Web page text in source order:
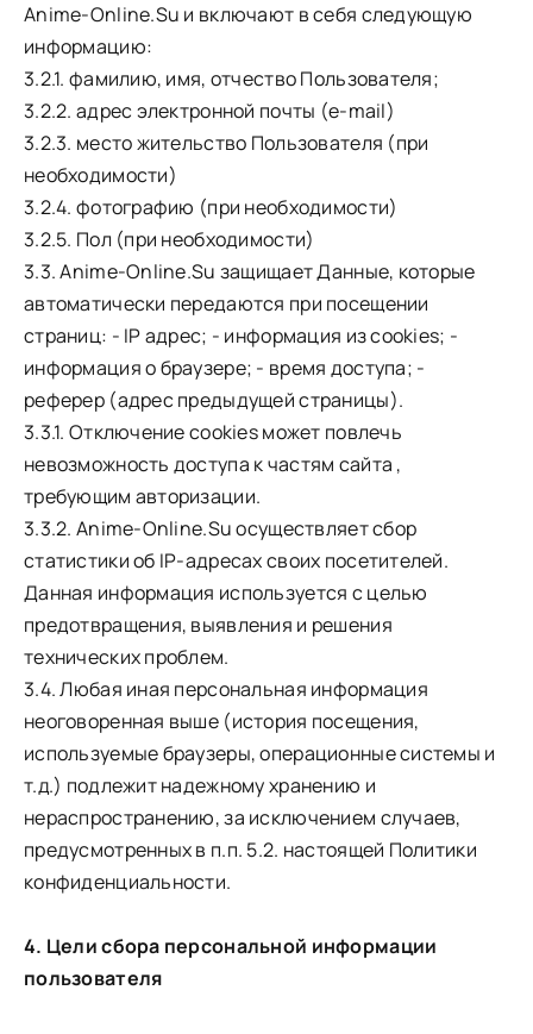
Anime-Online.Su и включают в себя следующую
информацию:
3.2.1. фамилию, имя, отчество Пользователя;
3.2.2. адрес электронной почты (e-mail)
3.2.3. место жительство Пользователя (при
необходимости)
3.2.4. фотографию (при необходимости)
3.2.5. Пол (при необходимости)
3.3. Anime-Online.Su защищает Данные, которые
автоматически передаются при посещении
страниц: - IP адрес; - информация из cookies; -
информация о браузере; - время доступа; -
реферер (адрес предыдущей страницы).
3.3.1. Отключение cookies может повлечь
невозможность доступа к частям сайта ,
требующим авторизации.
3.3.2. Anime-Online.Su осуществляет сбор
статистики об IP-адресах своих посетителей.
Данная информация используется с целью
предотвращения, выявления и решения
технических проблем.
3.4. Любая иная персональная информация
неоговоренная выше (история посещения,
используемые браузеры, операционные системы и
т.д.) подлежит надежному хранению и
нераспространению, за исключением случаев,
предусмотренных в п.п. 5.2. настоящей Политики
конфиденциальности.
4. Цели сбора персональной информации
пользователя